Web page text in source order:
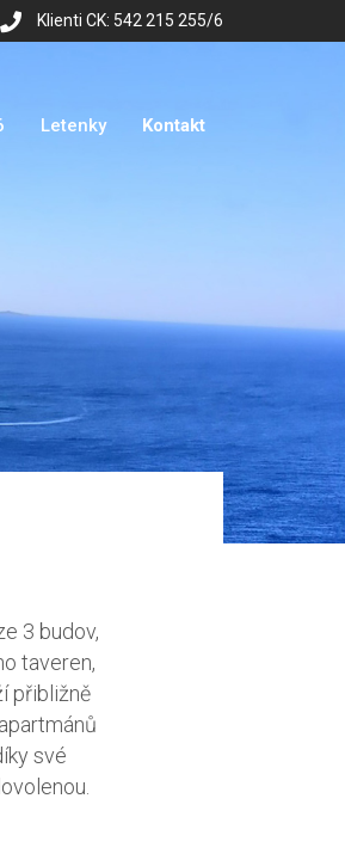
Klienti CK: 542 215 255/6
Letenky Kontakt
3 budov,
taveren,
přibližně
své